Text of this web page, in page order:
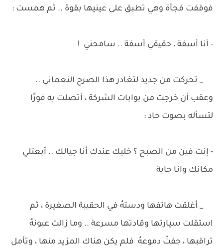
فوقفت فجأة وهي تطبق على عينيها بقوة .. ثم همست :
- أنا أسفة ، حقيقي أسفة .. سامحني !
_ تحركت من جديد لتغادر هذا الصرح النعماني ..
وعقب أن خرجت من بوابات الشركة ، أتصلت به فورًا
لتسأله بصوت حاد :
- إنت فين من الصبح ؟ خليك عندك أنا جيالك .. أبعتلي
مكانك وانا جاية
_ أغلقت هاتفها ودستهُ في الحقيبة الصغيرة ، ثم
استقلت سيارتها وقادتها مسرعة .. وما زالت عيونهُ
تراقبها ، جفتّ دموعهُ فلم يكن هناك المزيد منها ، وتأمل